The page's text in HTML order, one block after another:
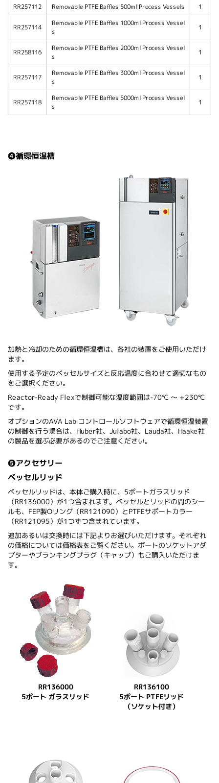
RR257112 Removable PTFE Baffles 500ml Process Vessels 1
RR257114
Removable PTFE Baffles 1000ml Process Vessel
s
1
RR258116
Removable PTFE Baffles 2000ml Process Vessel
s
1
RR257117
Removable PTFE Baffles 3000ml Process Vessel
s
1
RR257118
Removable PTFE Baffles 5000ml Process Vessel
s
1
❹循環恒温槽
加熱と冷却のための循環恒温槽は、各社の装置をご使用いただけ
ます。
使用する予定のベッセルサイズと反応温度に合わせて適切なもの
をご選択ください。
Reactor-Ready Flexで制御可能な温度範囲は-70℃ ～ +230℃
です。
オプションのAVA Lab コントロールソフトウェアで循環恒温装置
の制御を行う場合は、Huber社、Julabo社、Lauda社、Haake社
の製品を選ぶ必要があるのでご注意ください。
❺アクセサリー
ベッセルリッド
ベッセルリッドは、本体ご購入時に、5ポートガラスリッド
（RR136000）が1つ含まれます。ベッセルとリッドの間のシー
ルも、FEP製Oリング（RR121090）とPTFEサポートカラー
（RR121095）が1つずつ含まれています。
追加あるいは交換時には下記よりお選びいただけます。それぞれ
の価格については価格表をご覧ください。ポートのソケットアダ
プターやブランキングプラグ（キャップ）もご購入いただけま
す。
RR136000
5ポート ガラスリッド
RR136100
5ポート PTFEリッド
（ソケット付き）